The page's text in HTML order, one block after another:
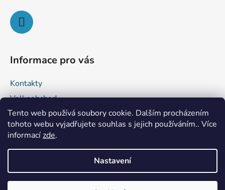
Tento web používá soubory cookie. Dalším procházením
tohoto webu vyjadřujete souhlas s jejich používáním.. Více
informacízde.
Nastavení
Informace pro vás
Kontakty
Velkoobchod
Obchodní podmínky
Podmínky ochrany osobních údajů
Vytvořil Shoptet